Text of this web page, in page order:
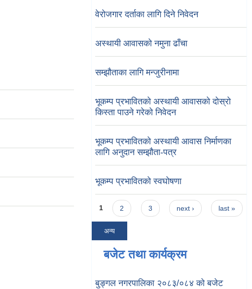
वेरोजगार दर्ताका लागि दिने निवेदन
अस्थायी आवासको नमुना ढाँचा
सम्झौताका लागि मन्जुरीनामा
भूकम्प प्रभावितको अस्थायी आवासको दोस्रो
किस्ता पाउने गरेको निवेदन
भूकम्प प्रभावितको अस्थायी आवास निर्माणका
लागि अनुदान सम्झौता-पत्र
भूकम्प प्रभावितको स्वघोषणा
Pages
1 2 3 next › last »
अन्य
बजेट तथा कार्यक्रम
बुङ्गल नगरपालिका २०८३/०८४ को बजेट